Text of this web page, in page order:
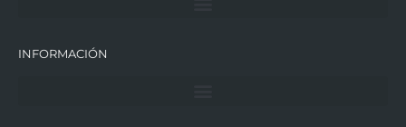
INFORMACIÓN